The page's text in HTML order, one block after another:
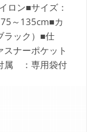
ロン■サイズ：
～135cm■カ
ラック）■仕
ナーポケット
属 ：専用袋付